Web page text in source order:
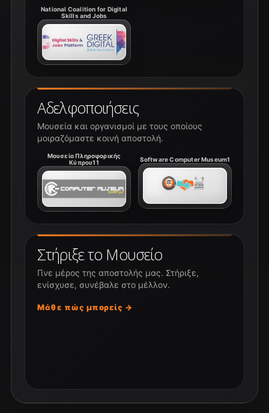
Αδελφοποιήσεις
Μουσεία και οργανισμοί με τους οποίους
μοιραζόμαστε κοινή αποστολή.
Μουσείο Πληροφορικής
Κύπρου11
Software Computer Museum1
National Coalition for Digital
Skills and Jobs
Στήριξε το Μουσείο
Γίνε μέρος της αποστολής μας. Στήριξε,
ενίσχυσε, συνέβαλε στο μέλλον.
Μάθε πώς μπορείς →